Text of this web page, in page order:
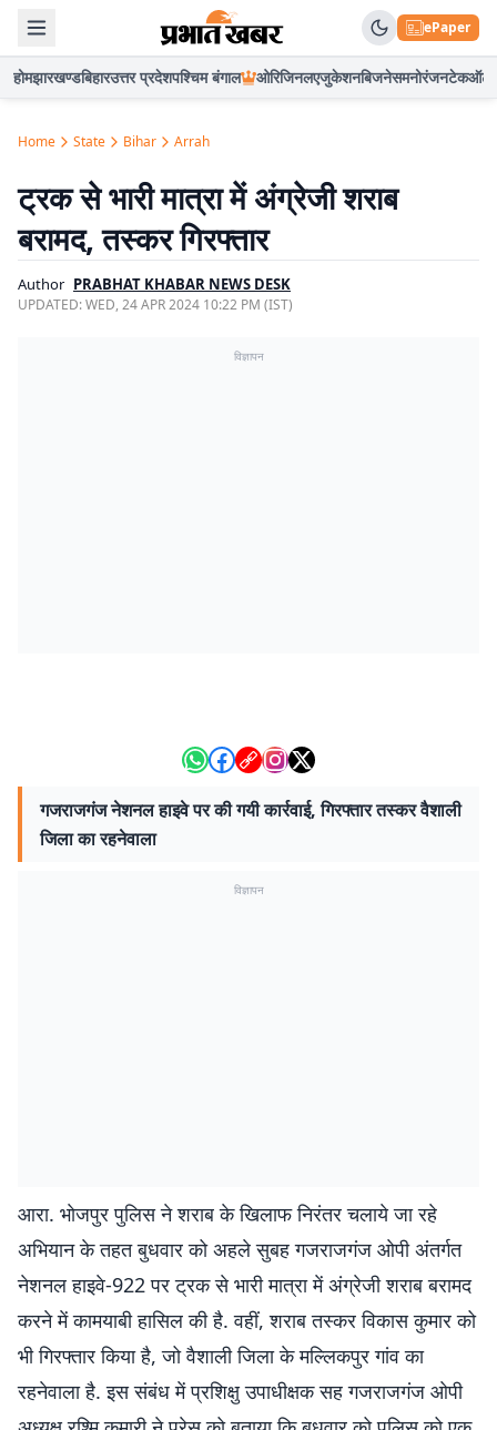
ePaper
होमझारखण्डबिहारउत्तर प्रदेशपश्चिम बंगाल ओरिजिनलएजुकेशनबिजनेसमनोरंजनटेकऑटो
Home State Bihar Arrah
ट्रक से भारी मात्रा में अंग्रेजी शराब
बरामद, तस्कर गिरफ्तार
Author PRABHAT KHABAR NEWS DESK
UPDATED:WED, 24 APR 2024 10:22 PM (IST)
विज्ञापन
गजराजगंज नेशनल हाइवे पर की गयी कार्रवाई, गिरफ्तार तस्कर वैशाली
जिला का रहनेवाला
विज्ञापन
आरा. भाेजपुर पुलिस ने शराब के खिलाफ निरंतर चलाये जा रहे
अभियान के तहत बुधवार को अहले सुबह गजराजगंज ओपी अंतर्गत
नेशनल हाइवे-922 पर ट्रक से भारी मात्रा में अंग्रेजी शराब बरामद
करने में कामयाबी हासिल की है. वहीं, शराब तस्कर विकास कुमार को
भी गिरफ्तार किया है, जो वैशाली जिला के मल्लिकपुर गांव का
रहनेवाला है. इस संबंध में प्रशिक्षु उपाधीक्षक सह गजराजगंज ओपी